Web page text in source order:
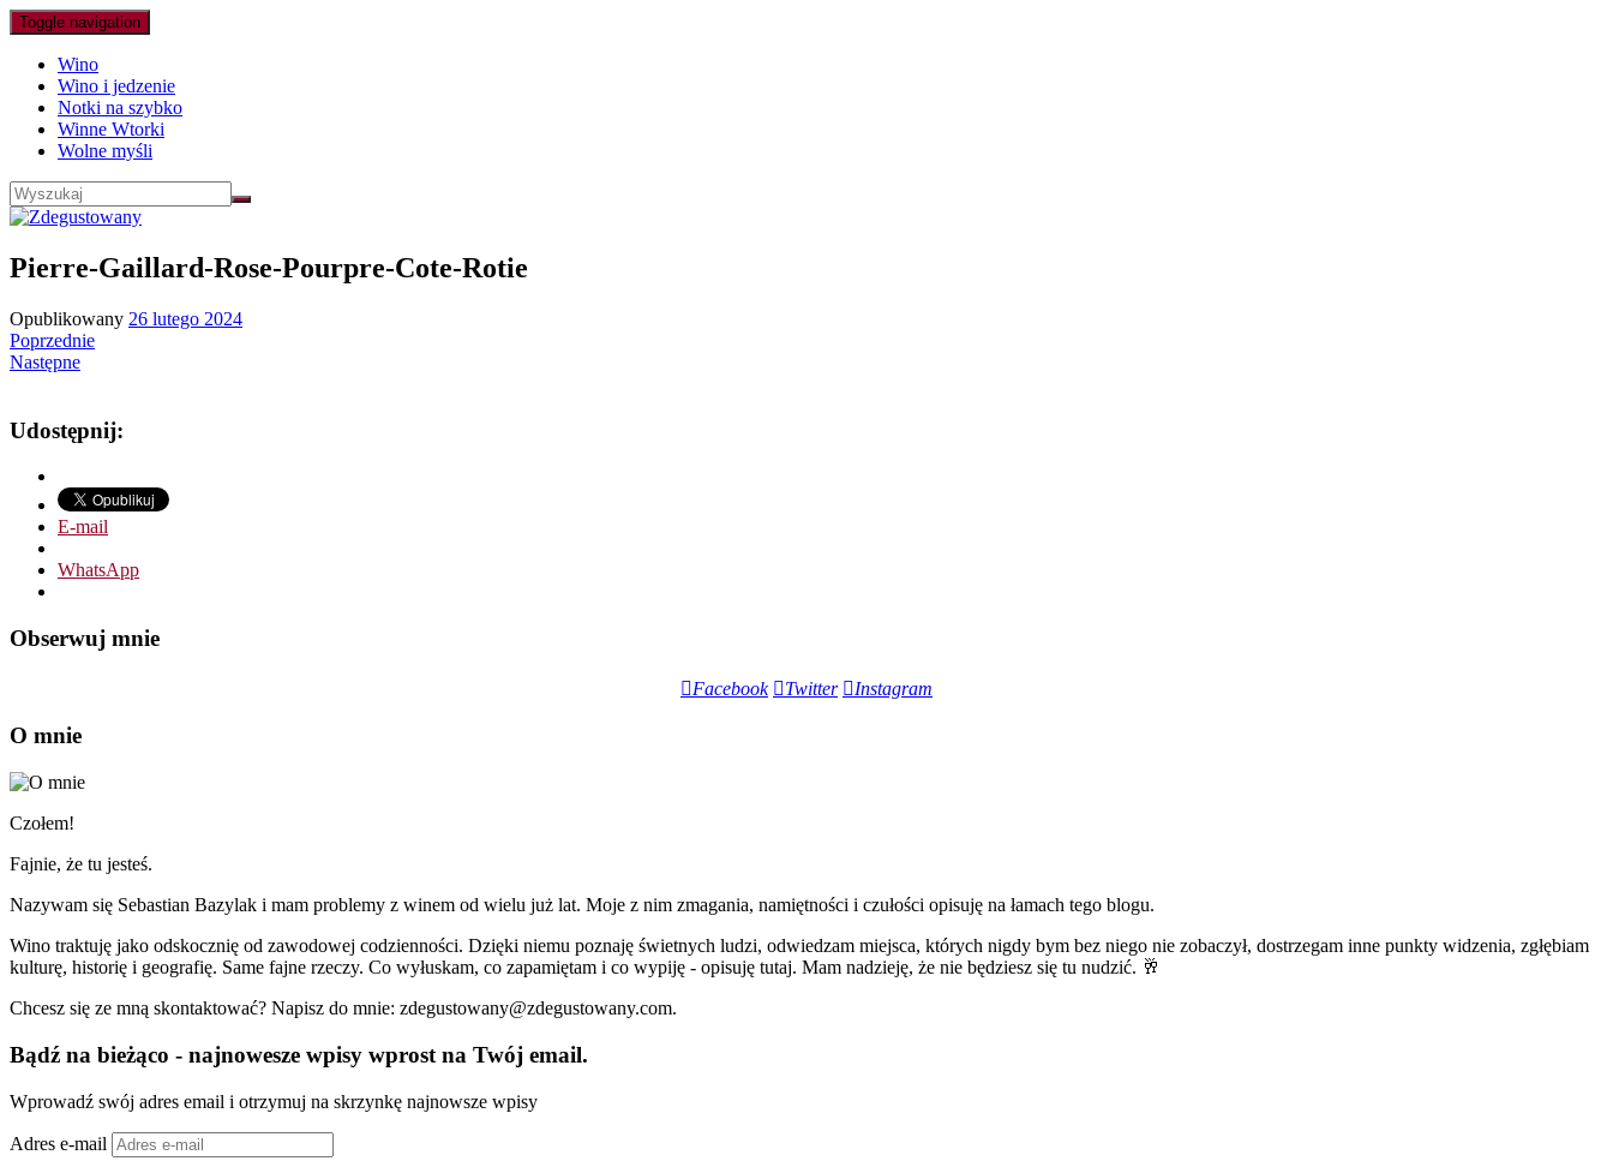
Toggle navigation
Wino
Wino i jedzenie
Notki na szybko
Winne Wtorki
Wolne myśli
Pierre-Gaillard-Rose-Pourpre-Cote-Rotie
Opublikowany 26 lutego 2024
Poprzednie
Następne
Udostępnij:
E-mail
WhatsApp
Obserwuj mnie
Facebook Twitter Instagram
O mnie
Czołem!
Fajnie, że tu jesteś.
Nazywam się Sebastian Bazylak i mam problemy z winem od wielu już lat. Moje z nim zmagania, namiętności i czułości opisuję na łamach tego blogu.
Wino traktuję jako odskocznię od zawodowej codzienności. Dzięki niemu poznaję świetnych ludzi, odwiedzam miejsca, których nigdy bym bez niego nie zobaczył, dostrzegam inne punkty widzenia, zgłębiam
kulturę, historię i geografię. Same fajne rzeczy. Co wyłuskam, co zapamiętam i co wypiję - opisuję tutaj. Mam nadzieję, że nie będziesz się tu nudzić. 🥂
Chcesz się ze mną skontaktować? Napisz do mnie: zdegustowany@zdegustowany.com.
Bądź na bieżąco - najnowesze wpisy wprost na Twój email.
Wprowadź swój adres email i otrzymuj na skrzynkę najnowsze wpisy
Adres e-mail